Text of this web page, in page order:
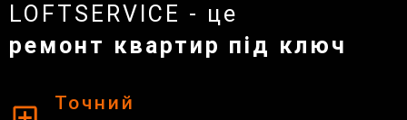
LOFTSERVICE - це
ремонт квартир під ключ
Точний